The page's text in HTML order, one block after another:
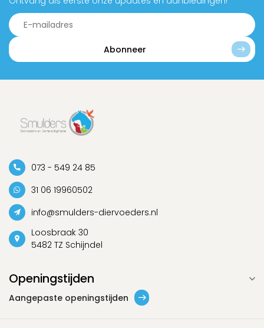
Abonneer
073 - 549 24 85
31 06 19960502
info@smulders-diervoeders.nl
Loosbraak 30
5482 TZ Schijndel
Openingstijden
Aangepaste openingstijden